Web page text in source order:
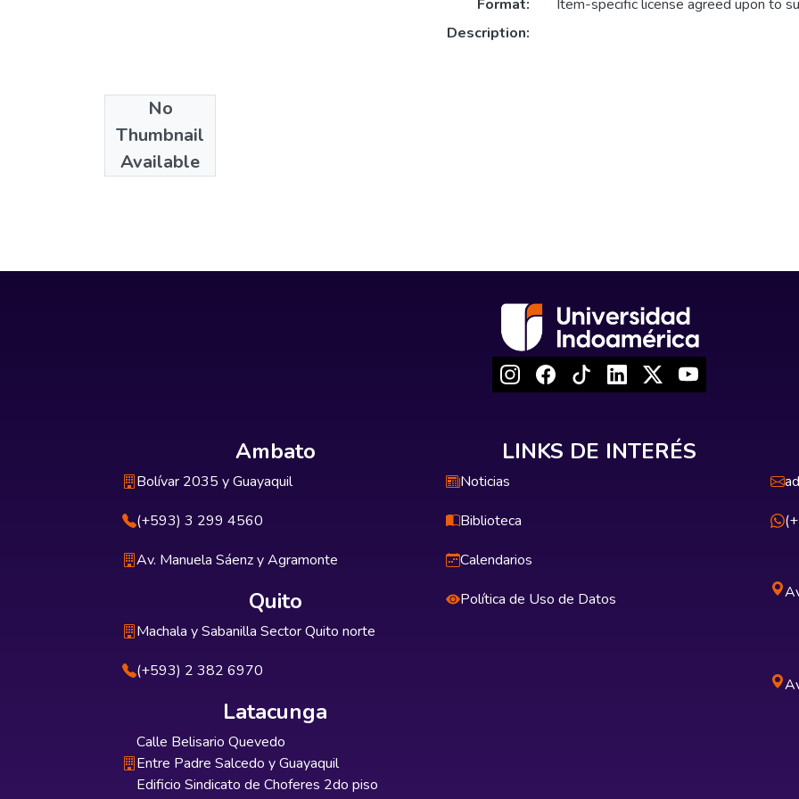
No
Thumbnail
Available
Format:
Item-specific license agreed upon to
Description:
Collections
Arquitectura
Ambato
Bolívar 2035 y Guayaquil
(+593) 3 299 4560
Av. Manuela Sáenz y Agramonte
Quito
Machala y Sabanilla Sector Quito norte
(+593) 2 382 6970
Latacunga
Calle Belisario Quevedo
Entre Padre Salcedo y Guayaquil
Edificio Sindicato de Choferes 2do piso
LINKS DE INTERÉS
Noticias
Biblioteca
Calendarios
Política de Uso de Datos